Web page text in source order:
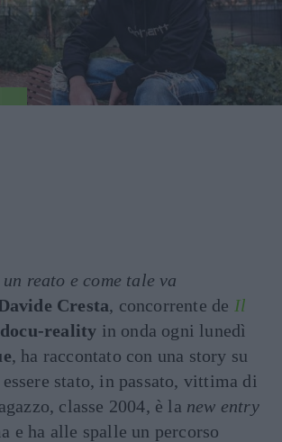
reato e come tale va
Cresta, concorrente de Il
docu-reality in onda ogni lunedì
, ha raccontato con una story su
stato, in passato, vittima di
classe 2004, è la new entry
e ha alle spalle un percorso